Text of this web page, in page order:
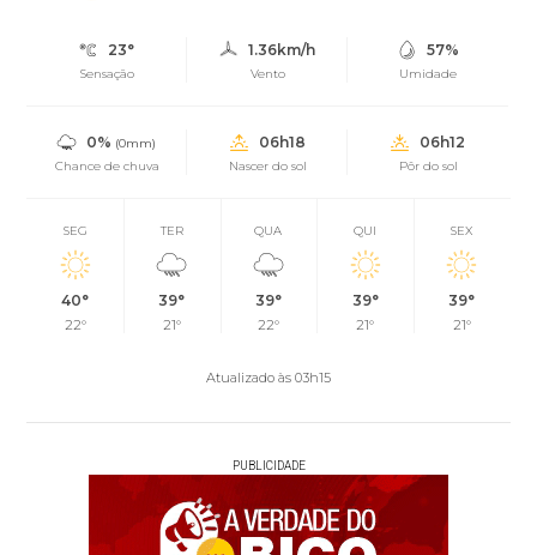
23°
Sensação
1.36km/h
Vento
57%
Umidade
0% (0mm)
Chance de chuva
06h18
Nascer do sol
06h12
Pôr do sol
SEG
40°
22°
TER
39°
21°
QUA
39°
22°
QUI
39°
21°
SEX
39°
21°
Atualizado às 03h15
PUBLICIDADE